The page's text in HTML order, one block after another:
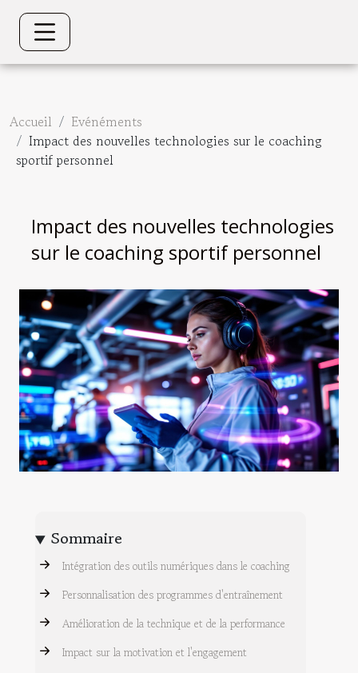
Accueil
Evénéments
Impact des nouvelles technologies sur le coaching
sportif personnel
Impact des nouvelles technologies
sur le coaching sportif personnel
Sommaire
Intégration des outils numériques dans le coaching
Personnalisation des programmes d'entraînement
Amélioration de la technique et de la performance
Impact sur la motivation et l'engagement